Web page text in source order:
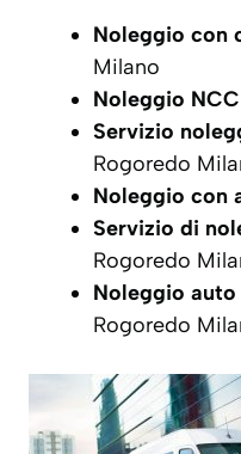
Noleggio con
Milano
Noleggio NCC
Servizio
Rogoredo
Noleggio con
Servizio di
Rogoredo
Noleggio
Rogoredo